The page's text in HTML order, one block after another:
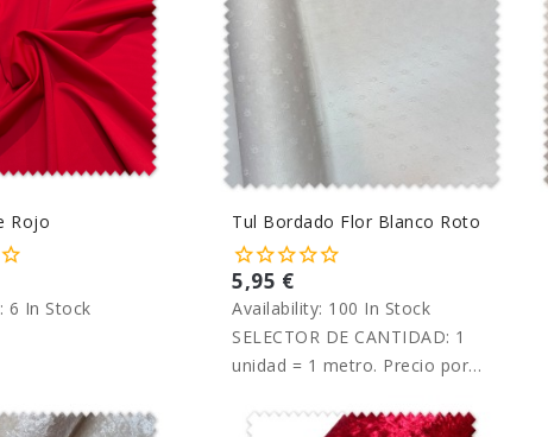
Rojo
6 In Stock
Tul Bordado Flor Blanco Roto
5,95 €
Availability: 100 In Stock
SELECTOR DE CANTIDAD: 1
unidad = 1 metro. Precio por